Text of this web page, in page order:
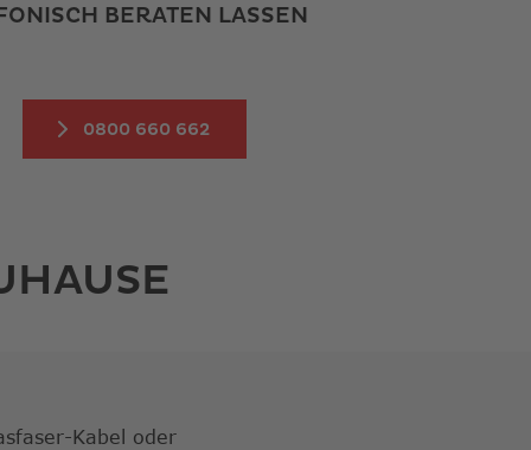
BERATEN LASSEN
FENSTER
0800 660 662
Kabel oder